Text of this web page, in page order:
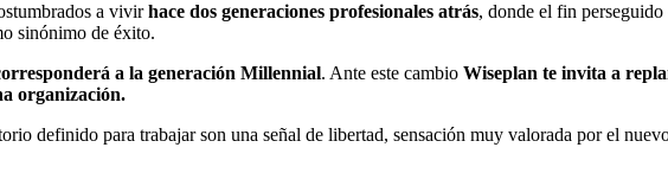
a vivirhace dos generaciones profesionales atrás, donde el fin perseguido
sinónimo de éxito.
a la generación Millennial. Ante este cambio Wiseplan te invita a
organización.
definido para trabajar son una señal de libertad, sensación muy valorada por el